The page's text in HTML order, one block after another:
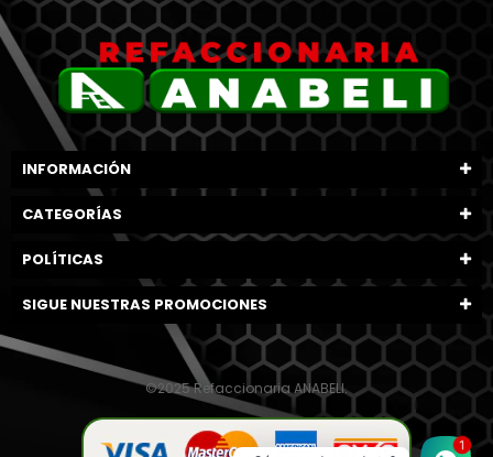
INFORMACIÓN
CATEGORÍAS
POLÍTICAS
SIGUE NUESTRAS PROMOCIONES
©2025 Refaccionaria ANABELI.
1